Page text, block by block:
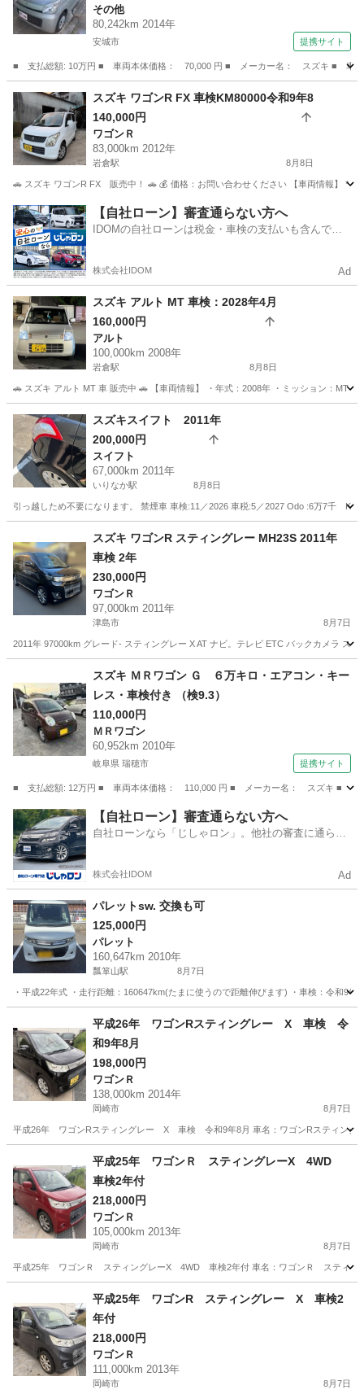
プ 電動格納ミラー ＡＢＳ （検10.1）
その他
80,242km 2014年
安城市 提携サイト
■ 支払総額: 10万円 ■ 車両本体価格： 70,000 円 ■ メーカー名： スズキ ■
愛知 安城市 その他
スズキ ワゴンR FX 車検KM80000令和9年8
140,000円
ワゴンＲ
83,000km 2012年
岩倉駅 8月8日
🚗 スズキ ワゴンR FX 販売中！ 🚗 💰 価格：お問い合わせください 【車両情報】 *
愛知 岩倉市 岩倉駅 ワゴンＲ ワゴンR
【自社ローン】審査通らない方へ
IDOMの自社ローンは税金・車検の支払いも含んでい
株式会社IDOM Ad
スズキ アルト MT 車検：2028年4月
160,000円
アルト
100,000km 2008年
岩倉駅 8月8日
🚗 スズキ アルト MT 車 販売中 🚗 【車両情報】 ・年式：2008年 ・ミッション：MT
愛知 岩倉市 岩倉駅 アルト 車両
スズキスイフト 2011年
200,000円
スイフト
67,000km 2011年
いりなか駅 8月8日
引っ越しため不要になります。 禁煙車 車検:11／2026 車税:5／2027 Odo :6万7千
いりなか駅
スズキ ワゴンR スティングレー MH23S 2011年
車検 2年
230,000円
ワゴンＲ
97,000km 2011年
津島市 8月7日
2011年 97000km グレード- スティングレー X AT ナビ。テレビ ETC バックカメラ スマ
ワゴンＲ
スズキ ＭＲワゴン Ｇ ６万キロ・エアコン・キー
レス・車検付き （検9.3）
110,000円
ＭＲワゴン
60,952km 2010年
岐阜県 瑞穂市 提携サイト
■ 支払総額: 12万円 ■ 車両本体価格： 110,000 円 ■ メーカー名： スズキ ■
岐阜 瑞穂市 ＭＲワゴン
【自社ローン】審査通らない方へ
自社ローンなら「じしゃロン」。他社の審査に通らな
株式会社IDOM Ad
パレットsw. 交換も可
125,000円
パレット
160,647km 2010年
瓢箪山駅 8月7日
・平成22年式 ・走行距離：160647km(たまに使うので距離伸びます) ・車検：令和9
瓢箪山駅 パレット
平成26年 ワゴンRスティングレー X 車検 令
和9年8月
198,000円
ワゴンＲ
138,000km 2014年
岡崎市 8月7日
平成26年 ワゴンRスティングレー X 車検 令和9年8月 車名：ワゴンRスティングレ
ワゴンＲ ワゴンR
平成25年 ワゴンＲ スティングレーX 4WD
車検2年付
218,000円
ワゴンＲ
105,000km 2013年
岡崎市 8月7日
平成25年 ワゴンＲ スティングレーX 4WD 車検2年付 車名：ワゴンＲ スティング
ワゴンＲ ワゴンR
平成25年 ワゴンR スティングレー X 車検2
年付
218,000円
ワゴンＲ
111,000km 2013年
岡崎市 8月7日